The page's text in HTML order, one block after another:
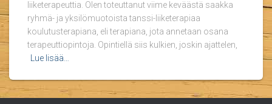
liiketerapeuttia. Olen toteuttanut viime keväästä saakka
ryhmä- ja yksilömuotoista tanssi-liiketerapiaa
koulutusterapiana, eli terapiana, jota annetaan osana
terapeuttiopintoja. Opintiellä siis kulkien, joskin ajattelen,
Lue lisää…